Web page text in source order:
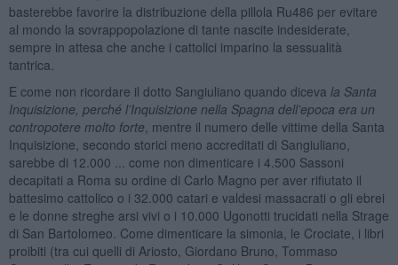
basterebbe favorire la distribuzione della pillola Ru486 per evitare
al mondo la sovrappopolazione di tante nascite indesiderate,
sempre in attesa che anche i cattolici imparino la sessualità
tantrica.
E come non ricordare il dotto Sangiuliano quando diceva la Santa
Inquisizione, perché l’Inquisizione nella Spagna dell’epoca era un
contropotere molto forte , mentre il numero delle vittime della Santa
Inquisizione, secondo storici meno accreditati di Sangiuliano,
sarebbe di 12.000 ... come non dimenticare i 4.500 Sassoni
decapitati a Roma su ordine di Carlo Magno per aver rifiutato il
battesimo cattolico o i 32.000 catari e valdesi massacrati o gli ebrei
e le donne streghe arsi vivi o i 10.000 Ugonotti trucidati nella Strage
di San Bartolomeo. Come dimenticare la simonia, le Crociate, i libri
proibiti (tra cui quelli di Ariosto, Giordano Bruno, Tommaso